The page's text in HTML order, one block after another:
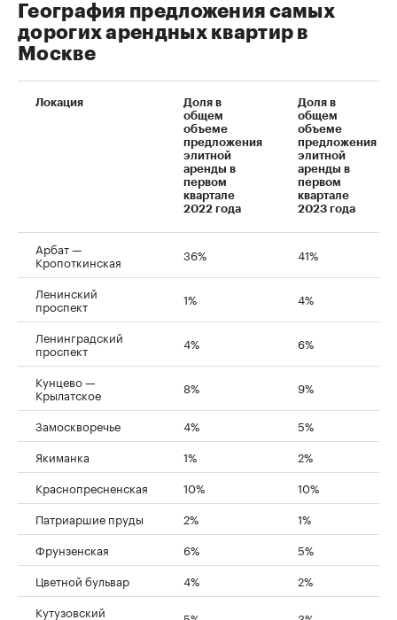
География предложения самых
дорогих арендных квартир в
Москве
Локация
Доля в
общем
объеме
предложения
элитной
аренды в
первом
квартале
2022 года
Доля в
общем
объеме
предложения
элитной
аренды в
первом
квартале
2023 года
Арбат —
Кропоткинская 36% 41%
Ленинский
проспект 1% 4%
Ленинградский
проспект 4% 6%
Кунцево —
Крылатское 8% 9%
Замоскворечье 4%
5%
Якиманка
1%
2%
Краснопресненская
10%
10%
Патриаршие пруды
2%
1%
Фрунзенская
6%
5%
Цветной бульвар
4%
2%
Кутузовский